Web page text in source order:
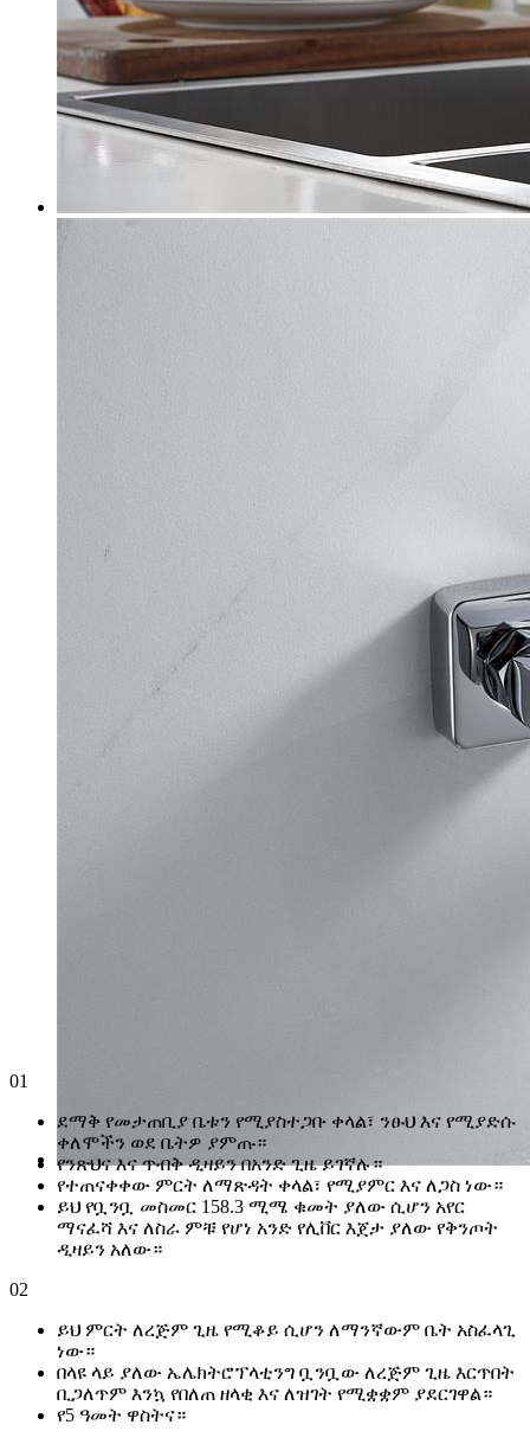
01
ደማቅ የመታጠቢያ ቤቱን የሚያስተጋቡ ቀላል፣ ንፁህ እና የሚያድሱ
ቀለሞችን ወደ ቤትዎ ያምጡ።
የንጽህና እና ጥብቅ ዲዛይን በአንድ ጊዜ ይገኛሉ።
የተጠናቀቀው ምርት ለማጽዳት ቀላል፣ የሚያምር እና ለጋስ ነው።
ይህ የቧንቧ መስመር 158.3 ሚሜ ቁመት ያለው ሲሆን አየር
ማናፈሻ እና ለስራ ምቹ የሆነ አንድ የሊቨር እጀታ ያለው የቅንጦት
ዲዛይን አለው።
02
ይህ ምርት ለረጅም ጊዜ የሚቆይ ሲሆን ለማንኛውም ቤት አስፈላጊ
ነው።
በላዩ ላይ ያለው ኤሌክትሮፕላቲንግ ቧንቧው ለረጅም ጊዜ እርጥበት
ቢጋለጥም እንኳ የበለጠ ዘላቂ እና ለዝገት የሚቋቋም ያደርገዋል።
የ5 ዓመት ዋስትና።